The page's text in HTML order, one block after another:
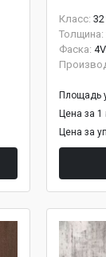
Класс:
Толщина:
Фаска: 4V
Площадь
Цена за 1
Цена за